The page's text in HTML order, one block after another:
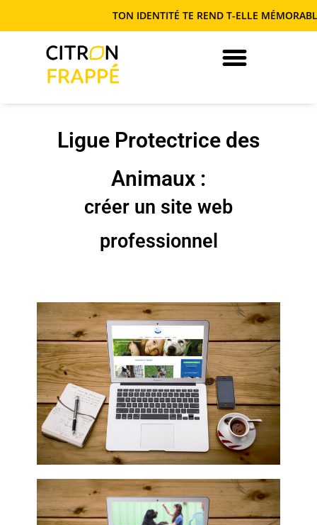
TON IDENTITÉ TE REND T-ELLE MÉMORABLE
Ligue Protectrice des
Animaux :
créer un site web
professionnel